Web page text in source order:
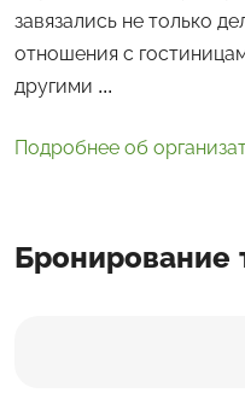
завязались не только
отношения с
другими ...
Подробнее об
Бронирование